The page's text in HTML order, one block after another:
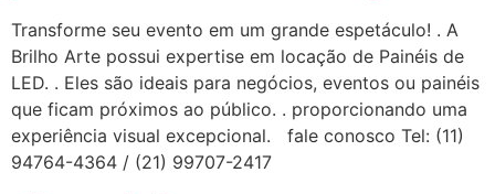
Transforme seu evento em um grande espetáculo! . A
Brilho Arte possui expertise em locação de Painéis de
LED. . Eles são ideais para negócios, eventos ou painéis
que ficam próximos ao público. . proporcionando uma
experiência visual excepcional. fale conosco Tel: (11)
94764-4364 / (21) 99707-2417